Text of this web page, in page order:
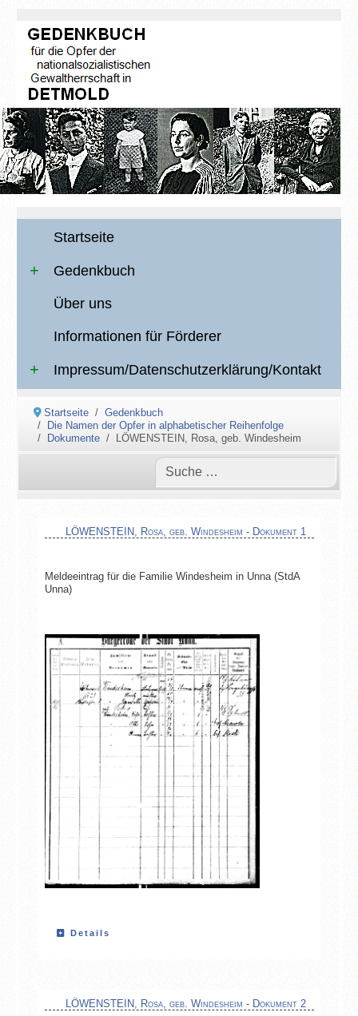
Startseite
Gedenkbuch
Über uns
Informationen für Förderer
Impressum/Datenschutzerklärung/Kontakt
Startseite
Gedenkbuch
Die Namen der Opfer in alphabetischer Reihenfolge
Dokumente
LÖWENSTEIN, Rosa, geb. Windesheim
LÖWENSTEIN, Rosa, geb. Windesheim - Dokument 1
Meldeeintrag für die Familie Windesheim in Unna (StdA
Unna)
Details
LÖWENSTEIN, Rosa, geb. Windesheim - Dokument 2